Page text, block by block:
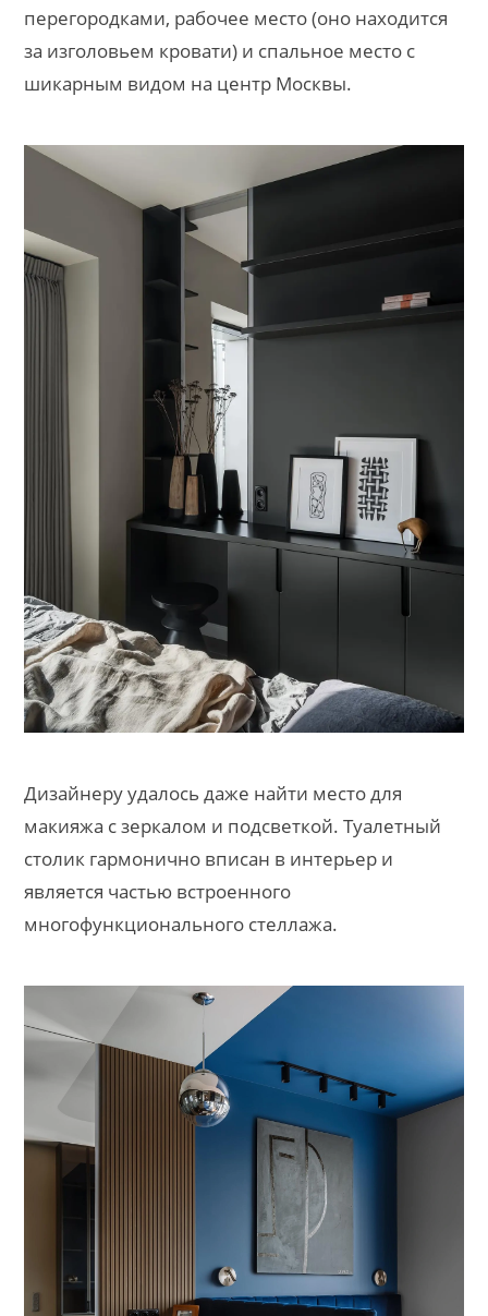
перегородками, рабочее место (оно находится
за изголовьем кровати) и спальное место с
шикарным видом на центр Москвы.
Дизайнеру удалось даже найти место для
макияжа с зеркалом и подсветкой. Туалетный
столик гармонично вписан в интерьер и
является частью встроенного
многофункционального стеллажа.